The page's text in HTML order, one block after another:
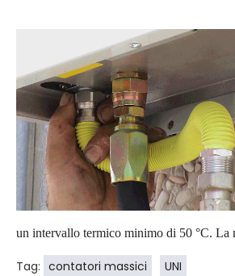
un intervallo termico minimo di 50 °C. La
Tag: contatori massici UNI